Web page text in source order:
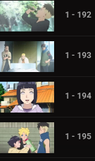
1 - 192
1 - 193
1 - 194
1 - 195